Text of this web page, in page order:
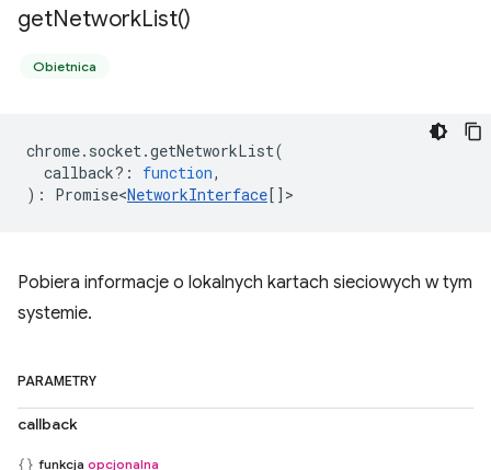
getNetworkList()
Obietnica
chrome. socket.getNetworkList(
callback? : function,
) : Promise<NetworkInterface[] >
Pobiera informacje o lokalnych kartach sieciowych w tym
systemie.
PARAMETRY
callback
funkcja opcjonalna